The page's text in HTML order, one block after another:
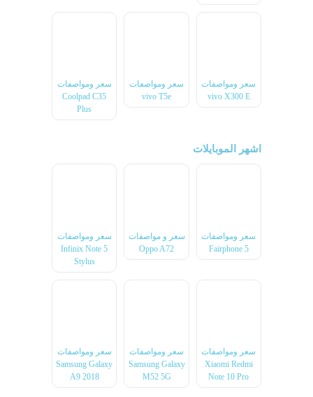
سعر ومواصفات
vivo X300 E
سعر ومواصفات
vivo T5e
سعر ومواصفات
Coolpad C35
Plus
اشهر الموبايلات
سعر ومواصفات
Fairphone 5
سعر و مواصفات
Oppo A72
سعر ومواصفات
Infinix Note 5
Stylus
سعر ومواصفات
Xiaomi Redmi
Note 10 Pro
سعر ومواصفات
Samsung Galaxy
M52 5G
سعر ومواصفات
Samsung Galaxy
A9 2018